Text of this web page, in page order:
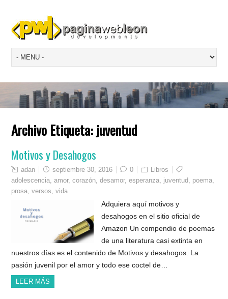
Archivo Etiqueta: juventud
Motivos y Desahogos
adan septiembre 30, 2016 0
Libros
adolescencia ,amor,corazón ,desamor,esperanza juventud poema
prosa ,versos ,vida
Adquiera aquí motivos y
desahogos en el sitio oficial de
Amazon Un compendio de poemas
de una literatura casi extinta en
nuestros días es el contenido de Motivos y desahogos. La
pasión juvenil por el amor y todo ese coctel de…
LEER MÁS